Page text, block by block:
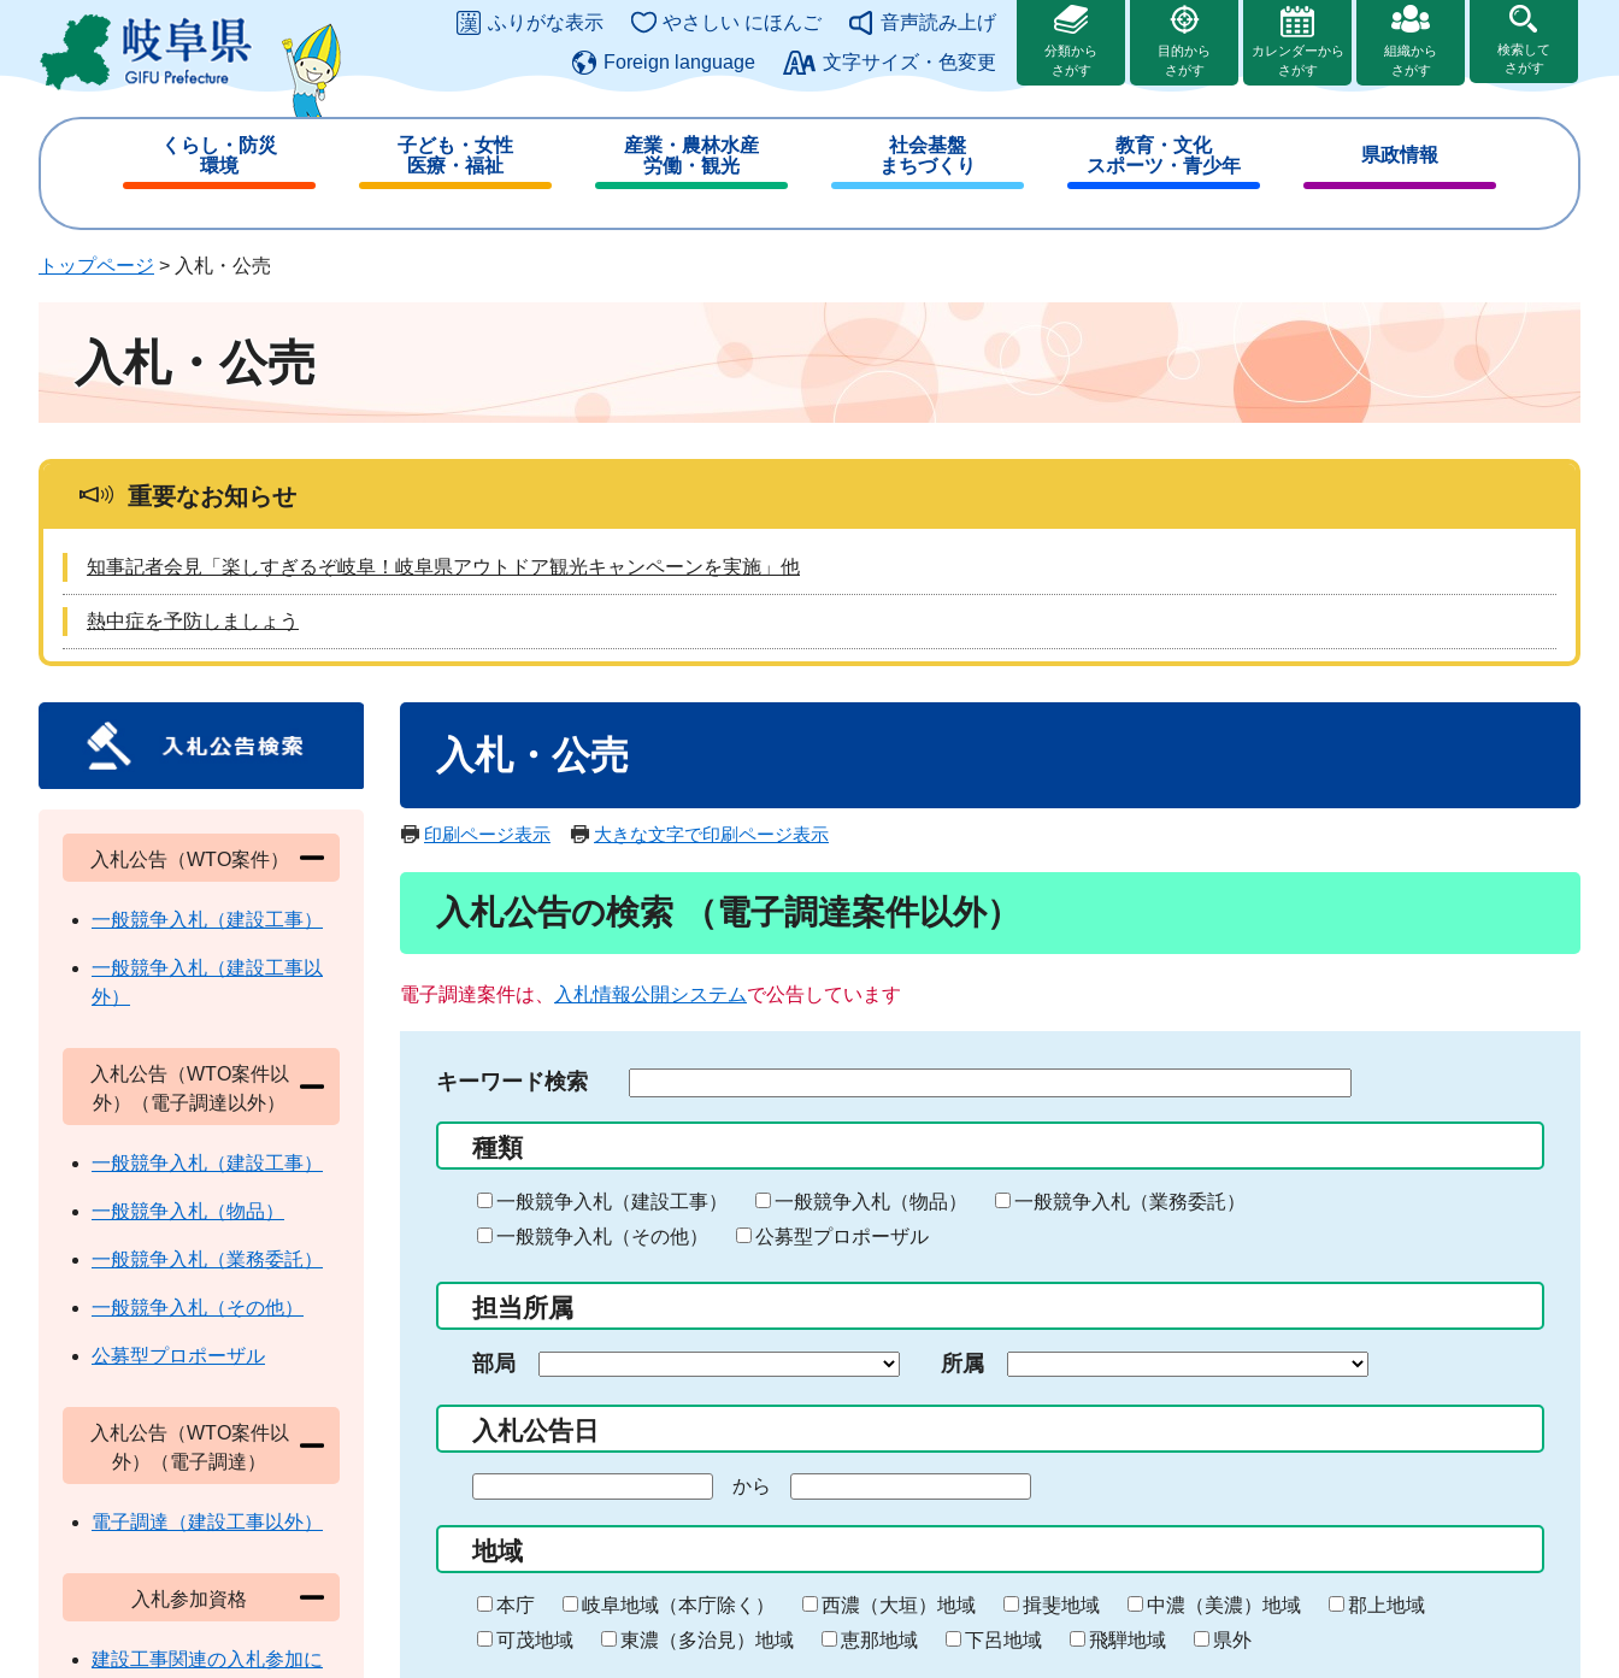
ジ
ュ
このページの本文へ
ふりがな表示 やさしい にほんご
音声読み上げ
Foreign language
文字サイズ・色変更
分類から
さがす
目的から
さがす
カレンダーから
さがす
組織から
さがす
検索して
さがす
くらし・防災
環境
じ
子ども・女性
医療・福祉
じ
産業・農林水産
労働・観光
じ
社会基盤
まちづくり
じ
教育・文化
スポーツ・青少年
じ
県政情報
じ
トップページ > 入札・公売
入札・公売
重要なお知らせ
知事記者会見「楽しすぎるぞ岐阜！岐阜県アウトドア観光キャンペーンを実施」他
熱中症を予防しましょう
入札・公売
印刷ページ表示 大きな文字で印刷ページ表示
入札公告の検索 （電子調達案件以外）
電子調達案件は、 入札情報公開システムで公告しています
キーワード検索
る
キ
ー
ー
入
力
種類
一般競争入札（建設工事） 一般競争入札（物品）
一般競争入札（業務委託）
一般競争入札（その他）
公募型プロポーザル
担当所属
部局 所属
入札公告日
の
始
ま
り
から
終
わ
り
地域
本庁 岐阜地域（本庁除く） 西濃（大垣）地域 揖斐地域 中濃（美濃）地域
郡上地域
可茂地域
東濃（多治見）地域 恵那地域 下呂地域 飛騨地域 県外
入札公告（WTO案件）
一般競争入札（建設工事）
一般競争入札（建設工事以
外）
入札公告（WTO案件以
外）（電子調達以外）
一般競争入札（建設工事）
一般競争入札（物品）
一般競争入札（業務委託）
一般競争入札（その他）
公募型プロポーザル
入札公告（WTO案件以
外）（電子調達）
電子調達（建設工事以外）
入札参加資格
建設工事関連の入札参加に